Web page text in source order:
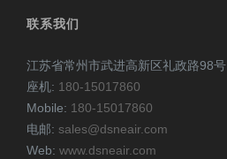
联系我们
江苏省常州市武进高新区礼政路98号
座机: 180-15017860
Mobile: 180-15017860
电邮: sales@dsneair.com
Web: www.dsneair.com